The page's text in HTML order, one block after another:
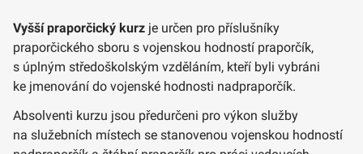
Vyšší praporčický kurz je určen pro příslušníky
praporčického sboru s vojenskou hodností praporčík,
s úplným středoškolským vzděláním, kteří byli vybráni
ke jmenování do vojenské hodnosti nadpraporčík.
Absolventi kurzu jsou předurčeni pro výkon služby
na služebních místech se stanovenou vojenskou hodností